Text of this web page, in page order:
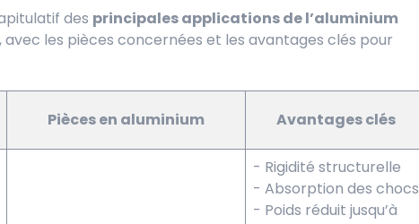
des principales applications de l’aluminium
, avec les pièces concernées et les avantages clés pour
Pièces en aluminium Avantages clés
- Rigidité structurelle
- Absorption des chocs
- Poids réduit jusqu’à